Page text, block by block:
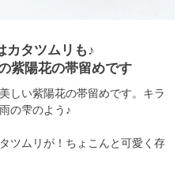
カタツムリも♪
紫陽花の帯留めです
しい紫陽花の帯留めです。キラ
の雫のよう♪
ツムリが！ちょこんと可愛く存